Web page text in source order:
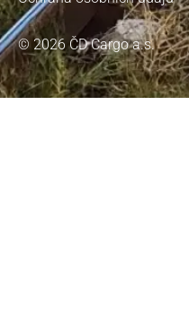
© 2026 ČD Cargo a.s.